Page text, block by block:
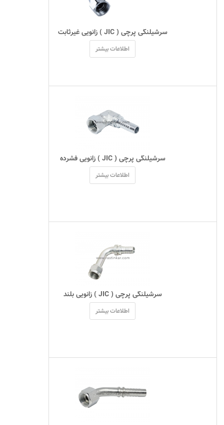
سرشیلنگی پرچی ( JIC ) زانویی غیرثابت
اطلاعات بیشتر
سرشیلنگی پرچی ( JIC ) زانویی فشرده
اطلاعات بیشتر
سرشیلنگی پرچی ( JIC ) زانویی بلند
اطلاعات بیشتر